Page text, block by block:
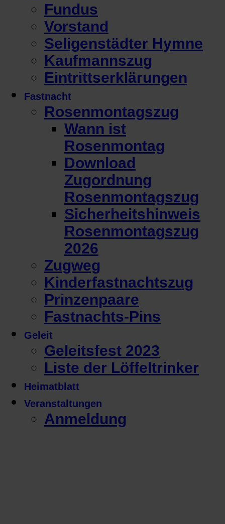
Fundus
Vorstand
Seligenstädter Hymne
Kaufmannszug
Eintrittserklärungen
Fastnacht
Rosenmontagszug
Wann ist
Rosenmontag
Download
Zugordnung
Rosenmontagszug
Sicherheitshinweis
Rosenmontagszug
2026
Zugweg
Kinderfastnachtszug
Prinzenpaare
Fastnachts-Pins
Geleit
Geleitsfest 2023
Liste der Löffeltrinker
Heimatblatt
Veranstaltungen
Anmeldung